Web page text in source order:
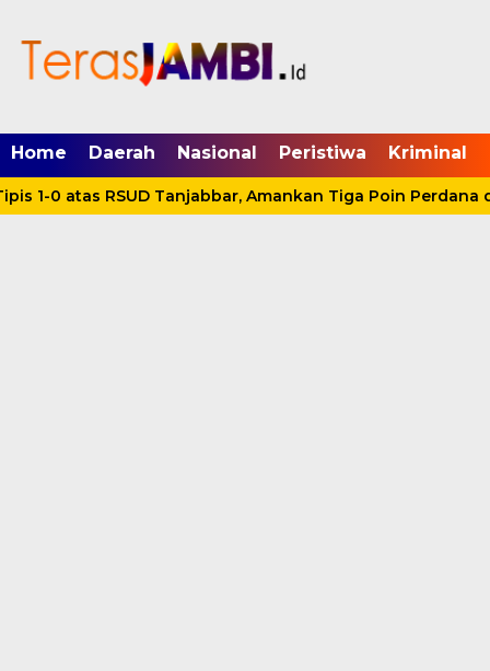
Home Daerah Nasional Peristiwa Kriminal
1-0 atas RSUD Tanjabbar, Amankan Tiga Poin Perdana di